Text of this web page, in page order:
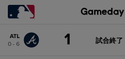
change:LAD
ATL
0 - 6
1 GAME
STATE
試合終了